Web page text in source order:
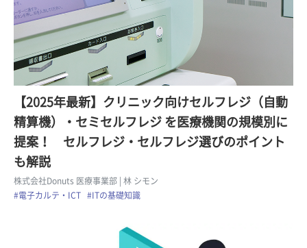
【2025年最新】クリニック向けセルフレジ（自動
精算機）・セミセルフレジ を医療機関の規模別に
提案！ セルフレジ・セルフレジ選びのポイント
も解説
株式会社Donuts 医療事業部
| 林 シモン
#電子カルテ・ICT
#ITの基礎知識